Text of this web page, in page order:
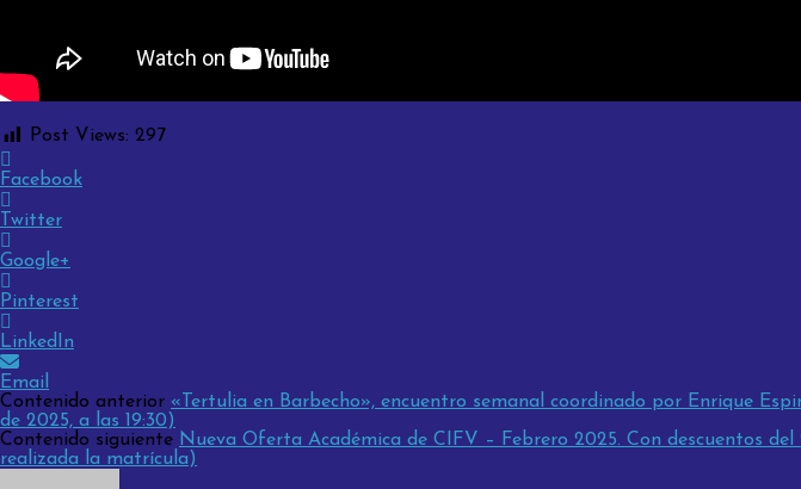
Post Views: 297
Facebook
Twitter
Google+
Pinterest
LinkedIn
Email
Contenido anterior «Tertulia en Barbecho», encuentro semanal coordinado por Enrique
de 2025, a las 19:30)
Contenido siguiente Nueva Oferta Académica de CIFV – Febrero 2025. Con descuentos
realizada la matrícula)